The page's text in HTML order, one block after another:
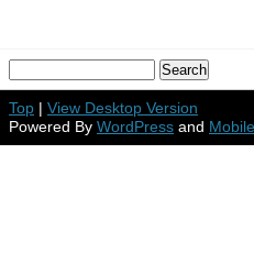
Top | View Desktop Version
Powered By WordPress and